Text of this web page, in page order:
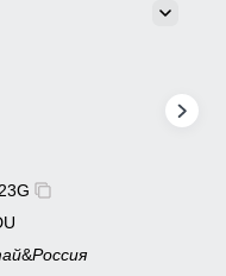
&Россия